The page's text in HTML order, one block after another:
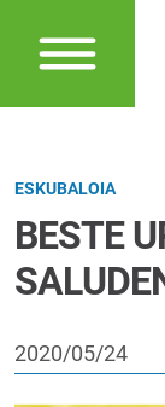
ESKUBALOIA
BESTE
2020/05/24